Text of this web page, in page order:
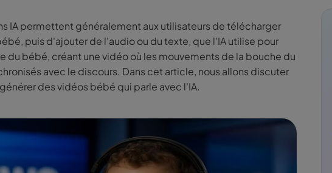
IA permettent généralement aux utilisateurs de télécharger
puis d'ajouter de l'audio ou du texte, que l'IA utilise pour
du bébé, créant une vidéo où les mouvements de la bouche du
avec le discours. Dans cet article, nous allons discuter
des vidéos bébé qui parle avec l'IA.